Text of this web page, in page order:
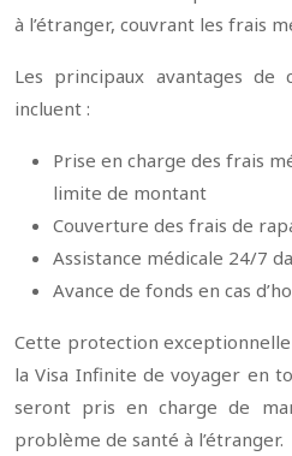
à l’étranger, couvrant les frais
Les principaux avantages de
incluent :
Prise en charge des frais
limite de montant
Couverture des frais de
Assistance médicale 24/7
Avance de fonds en cas
Cette protection
la Visa Infinite de voyager en
seront pris en charge de
problème de santé à l’étranger.